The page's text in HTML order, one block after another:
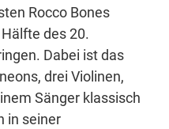
Rocco Bones
des 20.
Dabei ist das
drei Violinen,
Sänger klassisch
in seiner